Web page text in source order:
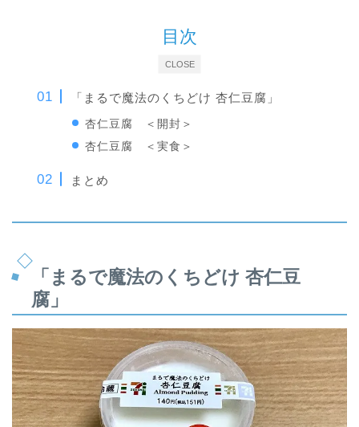
CLOSE
目次
「まるで魔法のくちどけ 杏仁豆腐」
杏仁豆腐 ＜開封＞
杏仁豆腐 ＜実食＞
まとめ
「まるで魔法のくちどけ 杏仁豆
腐」